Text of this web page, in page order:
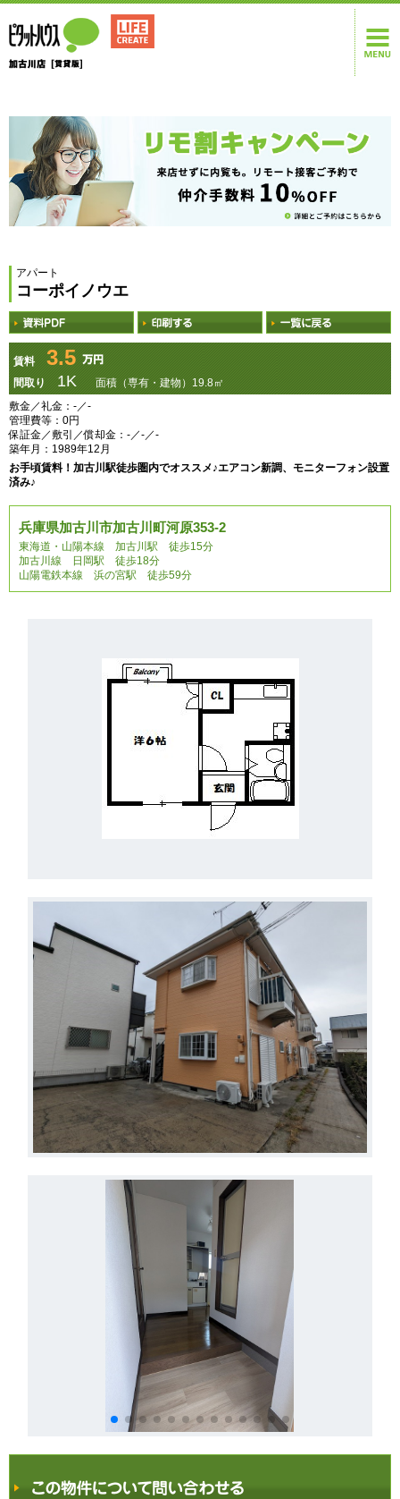
アパート
コーポイノウエ
賃料 3.5
間取り 1K
面積（専有・建物）19.8㎡
敷金／礼金：-／-
管理費等：0円
保証金／敷引／償却金：-／-／-
築年月：1989年12月
お手頃賃料！加古川駅徒歩圏内でオススメ♪エアコン新調、モニターフォン設置
済み♪
兵庫県加古川市加古川町河原353-2
東海道・山陽本線 加古川駅 徒歩15分
加古川線 日岡駅 徒歩18分
山陽電鉄本線 浜の宮駅 徒歩59分